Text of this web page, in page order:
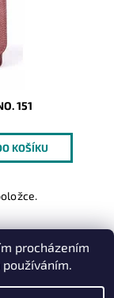
151
procházením